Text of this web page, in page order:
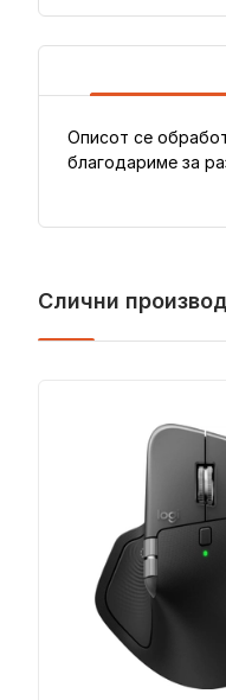
Описот се
благодариме за
Слични